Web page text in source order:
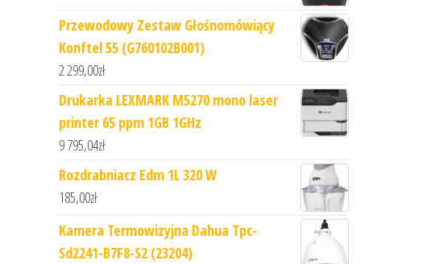
Przewodowy Zestaw Głośnomówiący
Konftel 55 (G760102B001)
2 299,00zł
Drukarka LEXMARK M5270 mono laser
printer 65 ppm 1GB 1GHz
9 795,04zł
Rozdrabniacz Edm 1L 320 W
185,00zł
Kamera Termowizyjna Dahua Tpc-
Sd2241-B7F8-S2 (23204)